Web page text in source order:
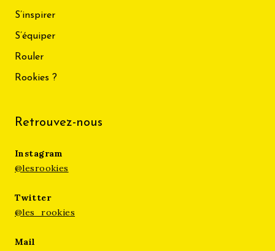
S’inspirer
S’équiper
Rouler
Rookies ?
Retrouvez-nous
Instagram
@lesrookies
Twitter
@les_rookies
Mail